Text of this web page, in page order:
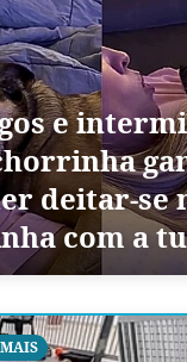
e
deitar-se
com a